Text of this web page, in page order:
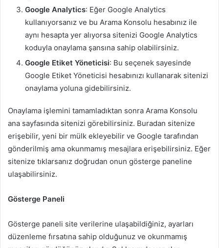
Google Analytics: Eğer Google Analytics
kullanıyorsanız ve bu Arama Konsolu hesabınız ile
aynı hesapta yer alıyorsa sitenizi Google Analytics
koduyla onaylama şansına sahip olabilirsiniz.
Google Etiket Yöneticisi: Bu seçenek sayesinde
Google Etiket Yöneticisi hesabınızı kullanarak sitenizi
onaylama yoluna gidebilirsiniz.
Onaylama işlemini tamamladıktan sonra Arama Konsolu
ana sayfasında sitenizi görebilirsiniz. Buradan sitenize
erişebilir, yeni bir mülk ekleyebilir ve Google tarafından
gönderilmiş ama okunmamış mesajlara erişebilirsiniz. Eğer
sitenize tıklarsanız doğrudan onun gösterge paneline
ulaşabilirsiniz.
Gösterge Paneli
Gösterge paneli site verilerine ulaşabildiğiniz, ayarları
düzenleme fırsatına sahip olduğunuz ve okunmamış